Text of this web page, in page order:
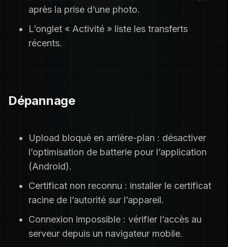
après la prise d’une photo.
L’onglet « Activité » liste les transferts
récents.
Dépannage
Upload bloqué en arrière-plan : désactiver
l’optimisation de batterie pour l’application
(Android).
Certificat non reconnu : installer le certificat
racine de l’autorité sur l’appareil.
Connexion impossible : vérifier l’accès au
serveur depuis un navigateur mobile.